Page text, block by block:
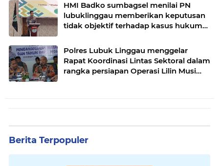
HMI Badko sumbagsel menilai PN
lubuklinggau memberikan keputusan
tidak objektif terhadap kasus hukum
Polres Lubuk Linggau menggelar
Rapat Koordinasi Lintas Sektoral dalam
rangka persiapan Operasi Lilin Musi
Berita Terpopuler